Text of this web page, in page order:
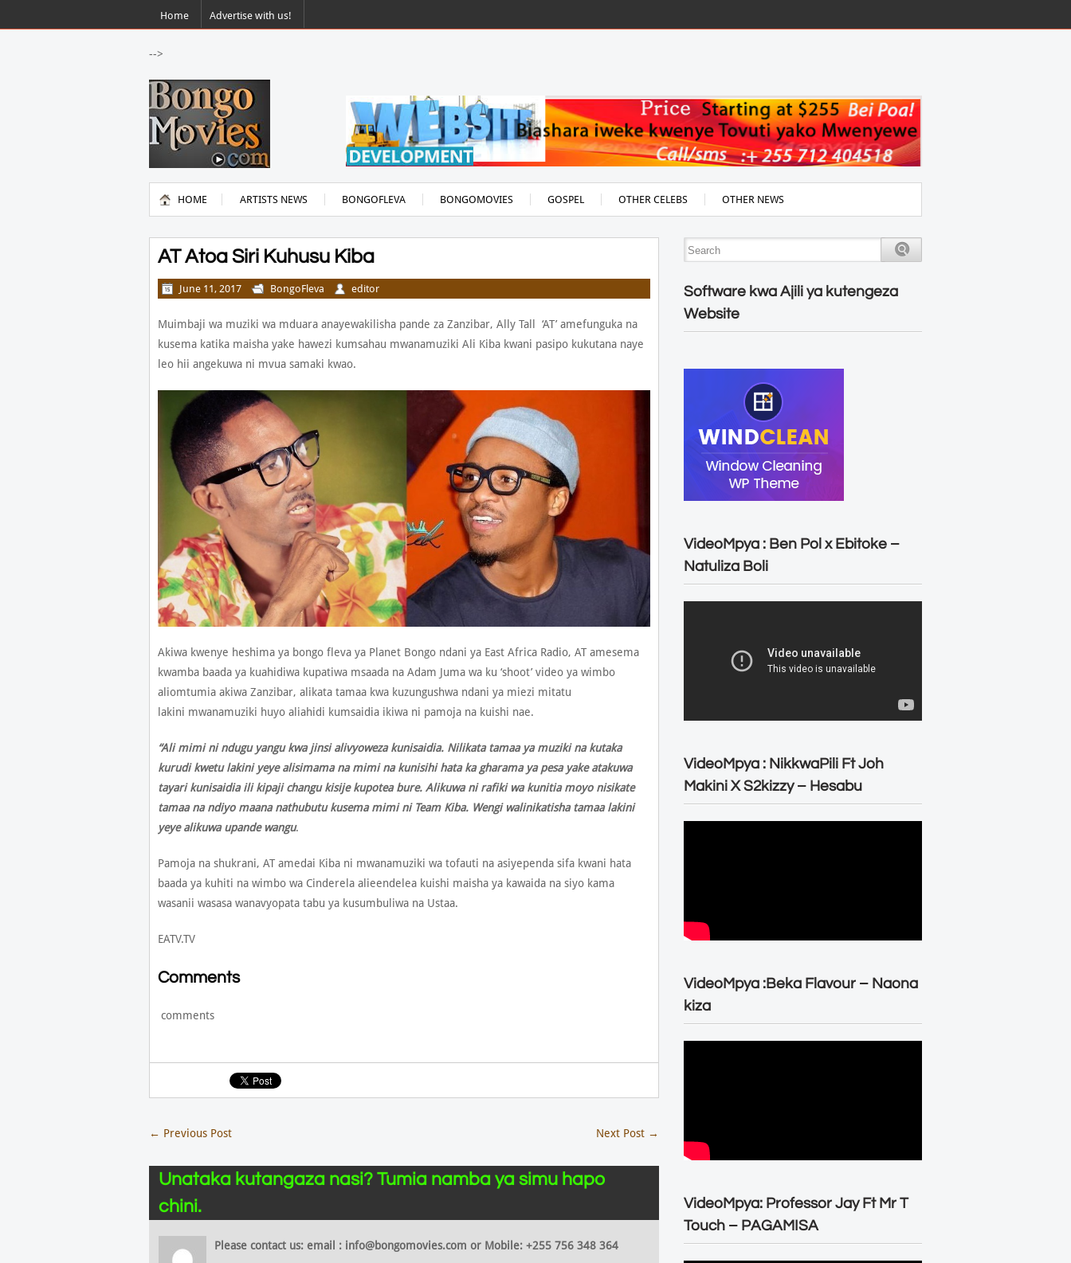
Home Advertise with us!
-->
HOME ARTISTS NEWS BONGOFLEVA BONGOMOVIES GOSPEL OTHER CELEBS OTHER NEWS
AT Atoa Siri Kuhusu Kiba
June 11, 2017 BongoFleva editor
Muimbaji wa muziki wa mduara anayewakilisha pande za Zanzibar, Ally Tall ‘AT’ amefunguka na
kusema katika maisha yake hawezi kumsahau mwanamuziki Ali Kiba kwani pasipo kukutana naye
leo hii angekuwa ni mvua samaki kwao.
Akiwa kwenye heshima ya bongo fleva ya Planet Bongo ndani ya East Africa Radio, AT amesema
kwamba baada ya kuahidiwa kupatiwa msaada na Adam Juma wa ku ‘shoot’ video ya wimbo
aliomtumia akiwa Zanzibar, alikata tamaa kwa kuzungushwa ndani ya miezi mitatu
lakini mwanamuziki huyo aliahidi kumsaidia ikiwa ni pamoja na kuishi nae.
“Ali mimi ni ndugu yangu kwa jinsi alivyoweza kunisaidia. Nilikata tamaa ya muziki na kutaka
kurudi kwetu lakini yeye alisimama na mimi na kunisihi hata ka gharama ya pesa yake atakuwa
tayari kunisaidia ili kipaji changu kisije kupotea bure. Alikuwa ni rafiki wa kunitia moyo nisikate
tamaa na ndiyo maana nathubutu kusema mimi ni Team Kiba. Wengi walinikatisha tamaa lakini
yeye alikuwa upande wangu.
Pamoja na shukrani, AT amedai Kiba ni mwanamuziki wa tofauti na asiyependa sifa kwani hata
baada ya kuhiti na wimbo wa Cinderela alieendelea kuishi maisha ya kawaida na siyo kama
wasanii wasasa wanavyopata tabu ya kusumbuliwa na Ustaa.
EATV.TV
Comments
comments
← Previous Post Next Post →
Unataka kutangaza nasi? Tumia namba ya simu hapo
chini.
Please contact us: email : info@bongomovies.com or Mobile: +255 756 348 364
Software kwa Ajili ya kutengeza
Website
VideoMpya : Ben Pol x Ebitoke –
Natuliza Boli
VideoMpya : NikkwaPili Ft Joh
Makini X S2kizzy – Hesabu
VideoMpya :Beka Flavour – Naona
kiza
VideoMpya: Professor Jay Ft Mr T
Touch – PAGAMISA